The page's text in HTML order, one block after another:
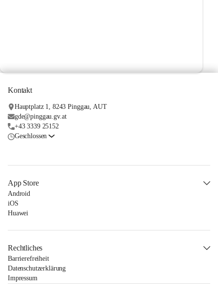
Kontakt
Hauptplatz 1, 8243 Pinggau, AUT
gde@pinggau.gv.at
+43 3339 25152
Geschlossen
App Store
Android
iOS
Huawei
Rechtliches
Barrierefreiheit
Datenschutzerklärung
Impressum